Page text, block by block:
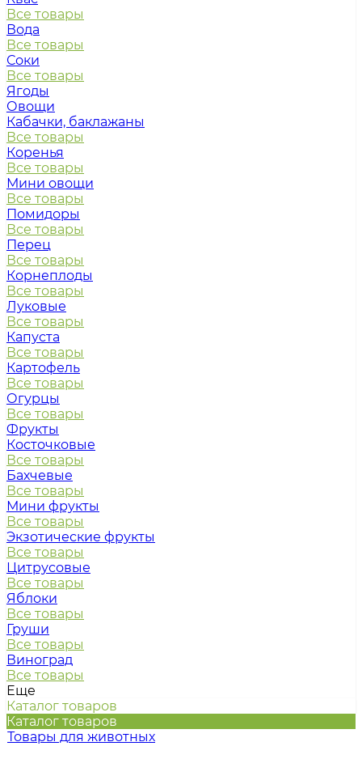
Все товары
Вода
Все товары
Соки
Все товары
Ягоды
Овощи
Кабачки, баклажаны
Все товары
Коренья
Все товары
Мини овощи
Все товары
Помидоры
Все товары
Перец
Все товары
Корнеплоды
Все товары
Луковые
Все товары
Капуста
Все товары
Картофель
Все товары
Огурцы
Все товары
Фрукты
Косточковые
Все товары
Бахчевые
Все товары
Мини фрукты
Все товары
Экзотические фрукты
Все товары
Цитрусовые
Все товары
Яблоки
Все товары
Груши
Все товары
Виноград
Все товары
Еще
Каталог товаров
Каталог товаров
Товары для животных